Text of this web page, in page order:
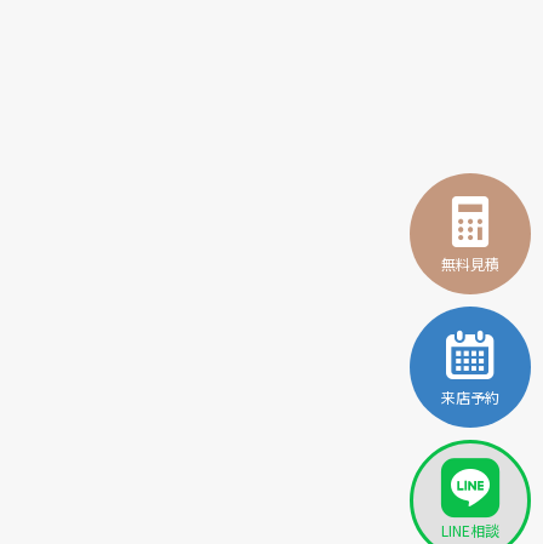
無料見積
来店予約
LINE相談